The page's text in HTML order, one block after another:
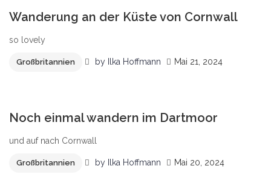
Wanderung an der Küste von Cornwall
so lovely
Großbritannien by Ilka Hoffmann Mai 21, 2024
Noch einmal wandern im Dartmoor
und auf nach Cornwall
Großbritannien by Ilka Hoffmann Mai 20, 2024